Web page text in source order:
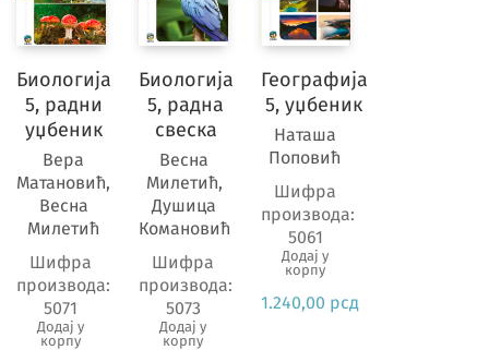
Биологија
5, радни
уџбеник
Вера
Матановић,
Весна
Милетић
Шифра
производа:
5071
Додај у
корпу
Биологија
5, радна
свеска
Весна
Милетић,
Душица
Комановић
Шифра
производа:
5073
Додај у
корпу
Географија
5, уџбеник
Наташа
Поповић
Шифра
производа:
5061
Додај у
корпу
1.240,00 рсд